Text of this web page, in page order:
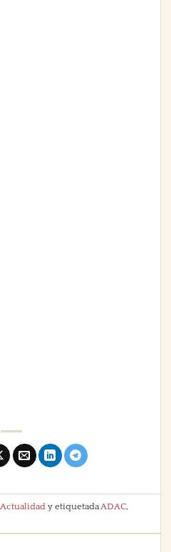
Actualidad y etiquetada ADAC,